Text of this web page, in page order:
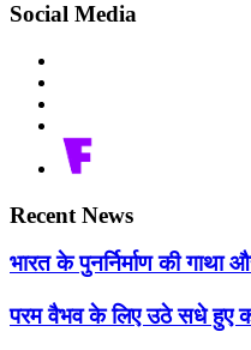
Social Media
Recent News
भारत के पुनर्निर्माण की गाथा
परम वैभव के लिए उठे सधे हुए